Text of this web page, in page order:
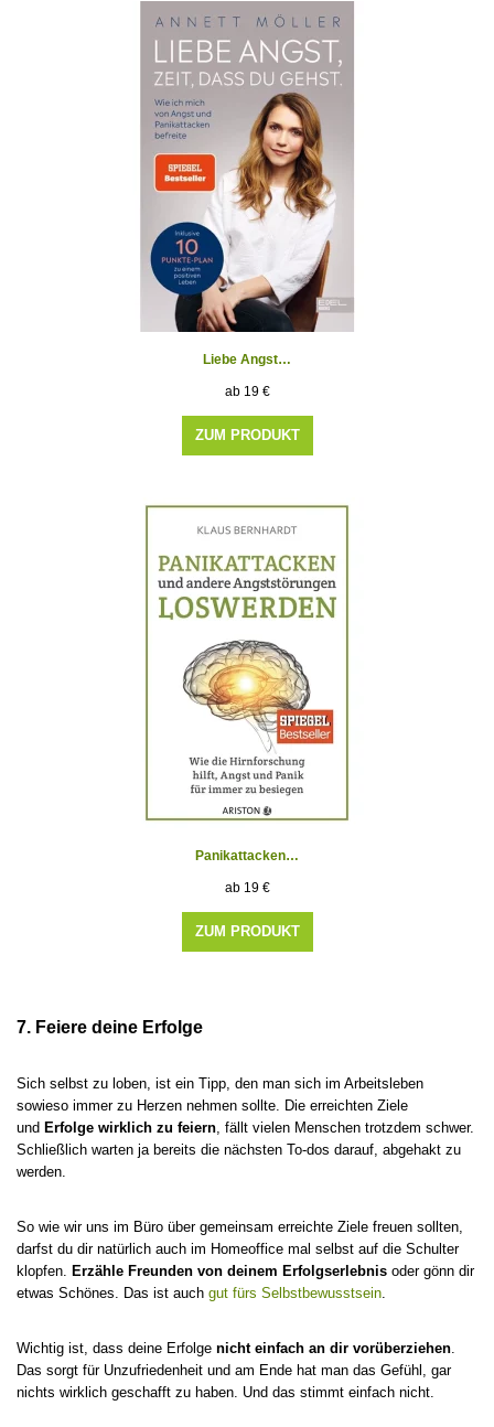
Liebe Angst…
19 €
ZUM PRODUKT
Panikattacken…
19 €
ZUM PRODUKT
7. Feiere deine Erfolge
Sich selbst zu loben, ist ein Tipp, den man sich im Arbeitsleben
sowieso immer zu Herzen nehmen sollte. Die erreichten Ziele
und Erfolge wirklich zu feiern , fällt vielen Menschen trotzdem schwer.
Schließlich warten ja bereits die nächsten To-dos darauf, abgehakt zu
werden.
So wie wir uns im Büro über gemeinsam erreichte Ziele freuen sollten,
darfst du dir natürlich auch im Homeoffice mal selbst auf die Schulter
klopfen.
Erzähle Freunden von deinem Erfolgserlebnis oder gönn dir
etwas Schönes. Das ist auch gut fürs Selbstbewusstsein
Wichtig ist, dass deine Erfolge nicht einfach an dir vorüberziehen
Das sorgt für Unzufriedenheit und am Ende hat man das Gefühl, gar
nichts wirklich geschafft zu haben. Und das stimmt einfach nicht.